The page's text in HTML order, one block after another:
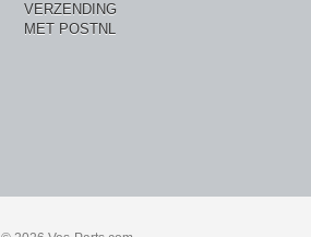
VERZENDING
MET POSTNL